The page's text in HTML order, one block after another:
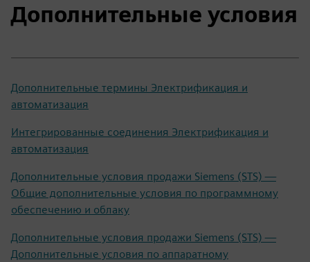
Дополнительные условия
Дополнительные термины Электрификация и
автоматизация
Интегрированные соединения Электрификация и
автоматизация
Дополнительные условия продажи Siemens (STS) —
Общие дополнительные условия по программному
обеспечению и облаку
Дополнительные условия продажи Siemens (STS) —
Дополнительные условия по аппаратному